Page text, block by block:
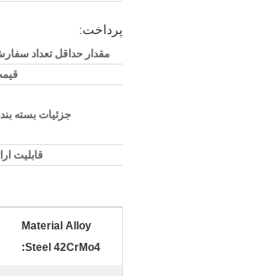
پرداخت:
مقدار حداقل تعداد
جزئیات بسته
قابلیت
Material Alloy
Steel 42CrMo4: